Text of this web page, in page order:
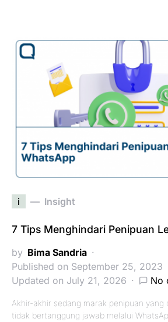
i Insight
7 Tips Menghindari Penipuan
by Bima Sandria
Published on September 25, 2023
Updated on July 21, 2026
No
Akhir-akhir sedang marak penipuan yang
tidak bertanggung jawab melalui